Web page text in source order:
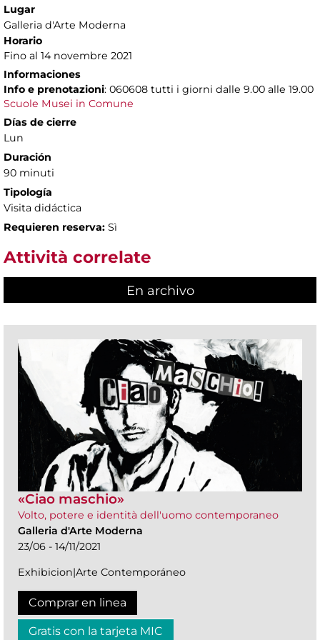
Lugar
Galleria d'Arte Moderna
Horario
Fino al 14 novembre 2021
Informaciones
Info e prenotazioni: 060608 tutti i giorni dalle 9.00 alle 19.00
Scuole Musei in Comune
Días de cierre
Lun
Duración
90 minuti
Tipología
Visita didáctica
Requieren reserva: Sì
Attività correlate
En archivo
«Ciao maschio»
Volto, potere e identità dell'uomo contemporaneo
Galleria d'Arte Moderna
23/06 - 14/11/2021
Exhibicion|Arte Contemporáneo
Comprar en linea
Gratis con la tarjeta MIC